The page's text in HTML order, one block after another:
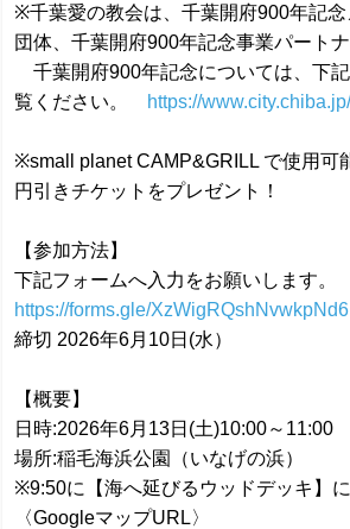
※千葉愛の教会は、千葉開府900年記
団体、千葉開府900年記念事業パートナ
千葉開府900年記念については、下
覧ください。
https://
※small planet CAMP&GRILL で使用可
円引きチケットをプレゼント！
【参加方法】
下記フォームへ入力をお願いします。
https://forms.gle/XzWigRQshNvwkpNd6
締切 2026年6月10日(水）
【概要】
日時:2026年6月13日(土)10:00～11:00
場所:稲毛海浜公園（いなげの浜）
※9:50に【海へ延びるウッドデッキ】
〈GoogleマップURL〉